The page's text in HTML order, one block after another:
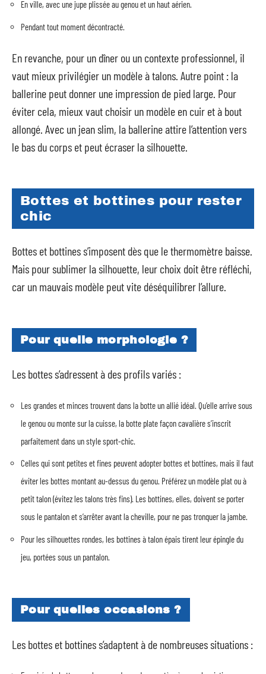
En ville, avec une jupe plissée au genou et un haut aérien.
Pendant tout moment décontracté.
En revanche, pour un dîner ou un contexte professionnel, il
vaut mieux privilégier un modèle à talons. Autre point : la
ballerine peut donner une impression de pied large. Pour
éviter cela, mieux vaut choisir un modèle en cuir et à bout
allongé. Avec un jean slim, la ballerine attire l’attention vers
le bas du corps et peut écraser la silhouette.
Bottes et bottines pour rester
chic
Bottes et bottines s’imposent dès que le thermomètre baisse.
Mais pour sublimer la silhouette, leur choix doit être réfléchi,
car un mauvais modèle peut vite déséquilibrer l’allure.
Pour quelle morphologie ?
Les bottes s’adressent à des profils variés :
Les grandes et minces trouvent dans la botte un allié idéal. Qu’elle arrive sous
le genou ou monte sur la cuisse, la botte plate façon cavalière s’inscrit
parfaitement dans un style sport-chic.
Celles qui sont petites et fines peuvent adopter bottes et bottines, mais il faut
éviter les bottes montant au-dessus du genou. Préférez un modèle plat ou à
petit talon (évitez les talons très fins). Les bottines, elles, doivent se porter
sous le pantalon et s’arrêter avant la cheville, pour ne pas tronquer la jambe.
Pour les silhouettes rondes, les bottines à talon épais tirent leur épingle du
jeu, portées sous un pantalon.
Pour quelles occasions ?
Les bottes et bottines s’adaptent à de nombreuses situations :